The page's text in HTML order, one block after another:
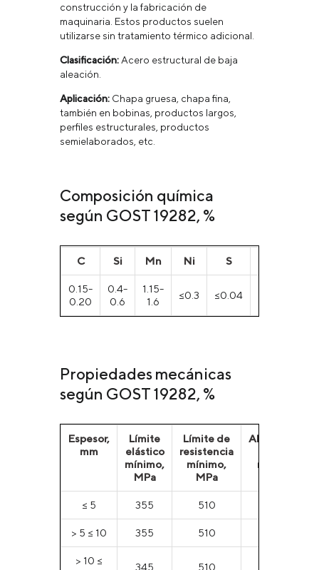
construcción y la fabricación de
maquinaria. Estos productos suelen
utilizarse sin tratamiento térmico adicional.
Clasificación: Acero estructural de baja
aleación.
Aplicación: Chapa gruesa, chapa fina,
también en bobinas, productos largos,
perfiles estructurales, productos
semielaborados, etc.
Composición química
según GOST 19282, %
С Si Mn Ni S
0.15-
0.20
0.4-
0.6
1.15-
1.6
≤0.3 ≤0.04
Propiedades mecánicas
según GOST 19282, %
Espesor,
mm
Límite
elástico
mínimo,
MPa
Límite de
resistencia
mínimo,
MPa
Alargamiento
mínimo, %
≤ 5 355 510
> 5 ≤ 10 355 510
> 10 ≤
345 510